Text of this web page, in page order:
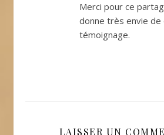
Merci pour ce
donne très envie de
témoignage.
LAISSER UN